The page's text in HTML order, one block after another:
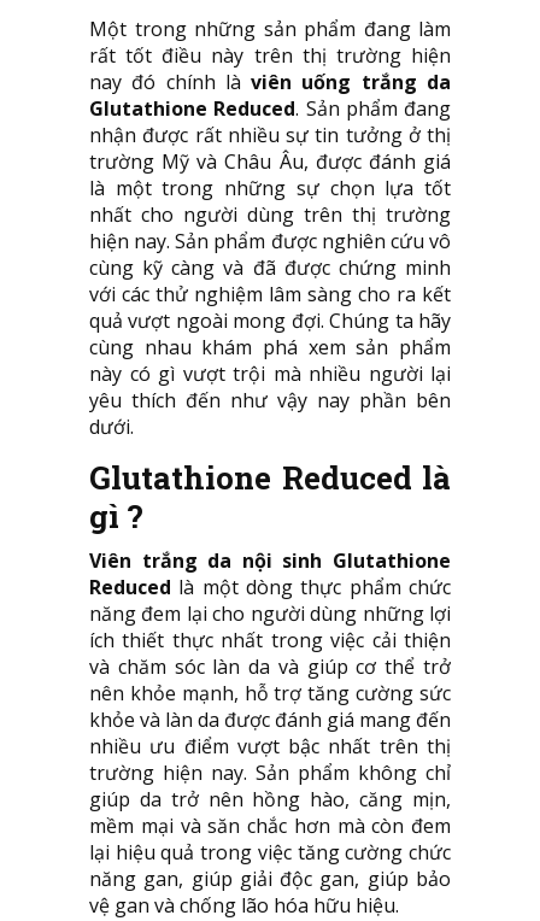
Một trong những sản phẩm đang làm
rất tốt điều này trên thị trường hiện
nay đó chính làviên uống trắng da
Glutathione Reduced. Sản phẩm đang
nhận được rất nhiều sự tin tưởng ở thị
trường Mỹ và Châu Âu, được đánh giá
là một trong những sự chọn lựa tốt
nhất cho người dùng trên thị trường
hiện nay. Sản phẩm được nghiên cứu vô
cùng kỹ càng và đã được chứng minh
với các thử nghiệm lâm sàng cho ra kết
quả vượt ngoài mong đợi. Chúng ta hãy
cùng nhau khám phá xem sản phẩm
này có gì vượt trội mà nhiều người lại
yêu thích đến như vậy nay phần bên
dưới.
Glutathione Reduced là
gì ?
Viên trắng da nội sinh Glutathione
Reduced là một dòng thực phẩm chức
năng đem lại cho người dùng những lợi
ích thiết thực nhất trong việc cải thiện
và chăm sóc làn da và giúp cơ thể trở
nên khỏe mạnh, hỗ trợ tăng cường sức
khỏe và làn da được đánh giá mang đến
nhiều ưu điểm vượt bậc nhất trên thị
trường hiện nay. Sản phẩm không chỉ
giúp da trở nên hồng hào, căng mịn,
mềm mại và săn chắc hơn mà còn đem
lại hiệu quả trong việc tăng cường chức
năng gan, giúp giải độc gan, giúp bảo
vệ gan và chống lão hóa hữu hiệu.